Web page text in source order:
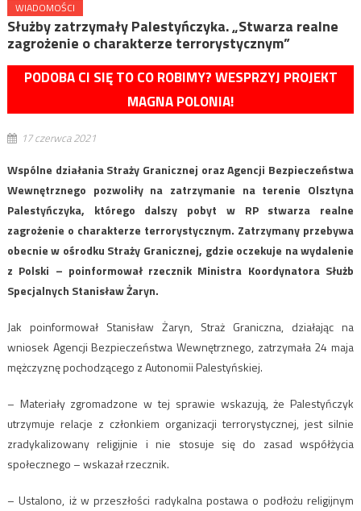
WIADOMOŚCI
Służby zatrzymały Palestyńczyka. „Stwarza realne
zagrożenie o charakterze terrorystycznym”
PODOBA CI SIĘ TO CO ROBIMY? WESPRZYJ PROJEKT
MAGNA POLONIA!
17 czerwca 2021
Wspólne działania Straży Granicznej oraz Agencji Bezpieczeństwa
Wewnętrznego pozwoliły na zatrzymanie na terenie Olsztyna
Palestyńczyka, którego dalszy pobyt w RP stwarza realne
zagrożenie o charakterze terrorystycznym. Zatrzymany przebywa
obecnie w ośrodku Straży Granicznej, gdzie oczekuje na wydalenie
z Polski – poinformował rzecznik Ministra Koordynatora Służb
Specjalnych Stanisław Żaryn.
Jak poinformował Stanisław Żaryn, Straż Graniczna, działając na
wniosek Agencji Bezpieczeństwa Wewnętrznego, zatrzymała 24 maja
mężczyznę pochodzącego z Autonomii Palestyńskiej.
– Materiały zgromadzone w tej sprawie wskazują, że Palestyńczyk
utrzymuje relacje z członkiem organizacji terrorystycznej, jest silnie
zradykalizowany religijnie i nie stosuje się do zasad współżycia
społecznego – wskazał rzecznik.
– Ustalono, iż w przeszłości radykalna postawa o podłożu religijnym